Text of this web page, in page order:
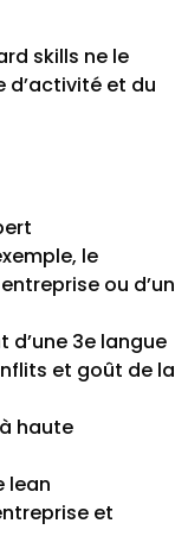
skills ne le
et du
le
ou d’un
d’une 3e langue
et goût de la
haute
lean
et